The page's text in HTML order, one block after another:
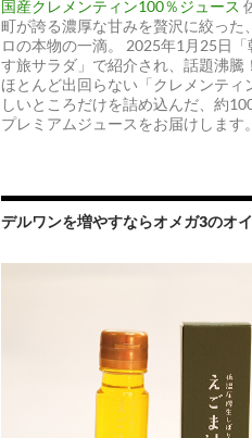
国産クレメンティン100％ジュース
町が誇る濃厚な甘みを贅沢に絞った
ロの本物の一滴。 2025年1月25日
す旅サラダ」で紹介され、話題沸騰
ほとんど出回らない「クレメンティ
しいところだけを詰め込んだ、約
プレミアムジュースをお届けします
デルワンを増やすならオメガ3のオイ